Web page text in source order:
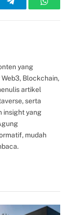
Telegram
yang
Blockchain,
artikel
serta
insight yang
mudah